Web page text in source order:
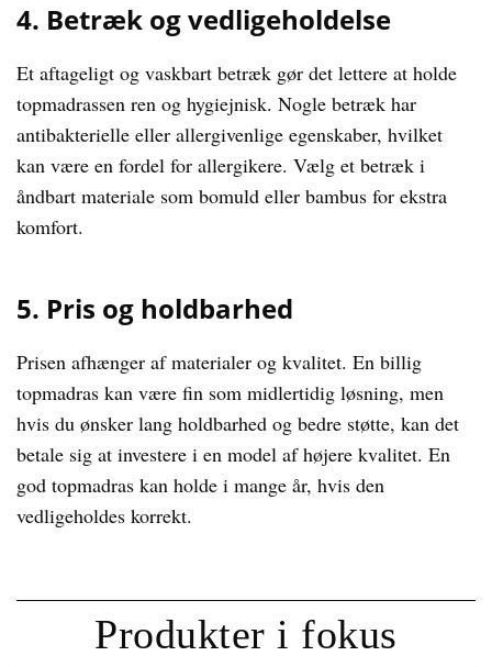
4. Betræk og vedligeholdelse
Et aftageligt og vaskbart betræk gør det lettere at holde
topmadrassen ren og hygiejnisk. Nogle betræk har
antibakterielle eller allergivenlige egenskaber, hvilket
kan være en fordel for allergikere. Vælg et betræk i
åndbart materiale som bomuld eller bambus for ekstra
komfort.
5. Pris og holdbarhed
Prisen afhænger af materialer og kvalitet. En billig
topmadras kan være fin som midlertidig løsning, men
hvis du ønsker lang holdbarhed og bedre støtte, kan det
betale sig at investere i en model af højere kvalitet. En
god topmadras kan holde i mange år, hvis den
vedligeholdes korrekt.
Produkter i fokus